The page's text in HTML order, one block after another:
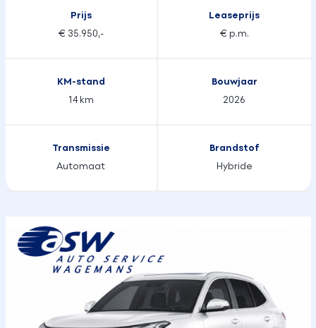
Prijs
€ 35.950,-
Leaseprijs
€ p.m.
KM-stand
14 km
Bouwjaar
2026
Transmissie
Automaat
Brandstof
Hybride